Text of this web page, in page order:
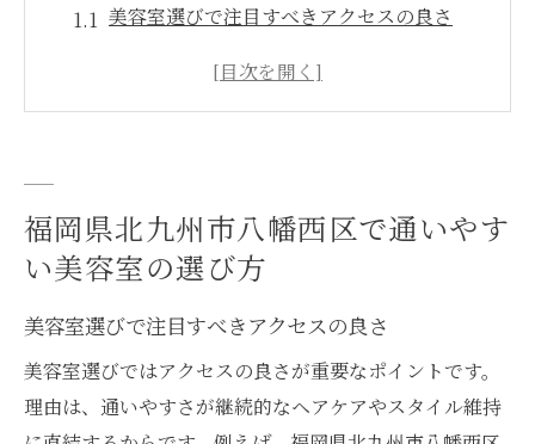
美容室選びで注目すべきアクセスの良さ
八幡西区で通いやすい美容室の特徴とは
美容室の営業時間や休日も選ぶポイント
口コミから探る美容室の魅力と通いやすさ
由
八幡西区で評判の美容室の実際の声をチェ
ック
福岡県北九州市八幡西区で通いやす
い美容室の選び方
美容室選びで注目すべきアクセスの良さ
美容室選びではアクセスの良さが重要なポイントです。
理由は、通いやすさが継続的なヘアケアやスタイル維持